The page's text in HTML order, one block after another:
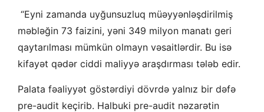
“Eyni zamanda uyğunsuzluq müəyyənləşdirilmiş
məbləğin 73 faizini, yəni 349 milyon manatı geri
qaytarılması mümkün olmayn vəsaitlərdir. Bu isə
kifayət qədər ciddi maliyyə araşdırması tələb edir.
Palata fəaliyyət göstərdiyi dövrdə yalnız bir dəfə
pre-audit keçirib. Halbuki pre-audit nəzarətin